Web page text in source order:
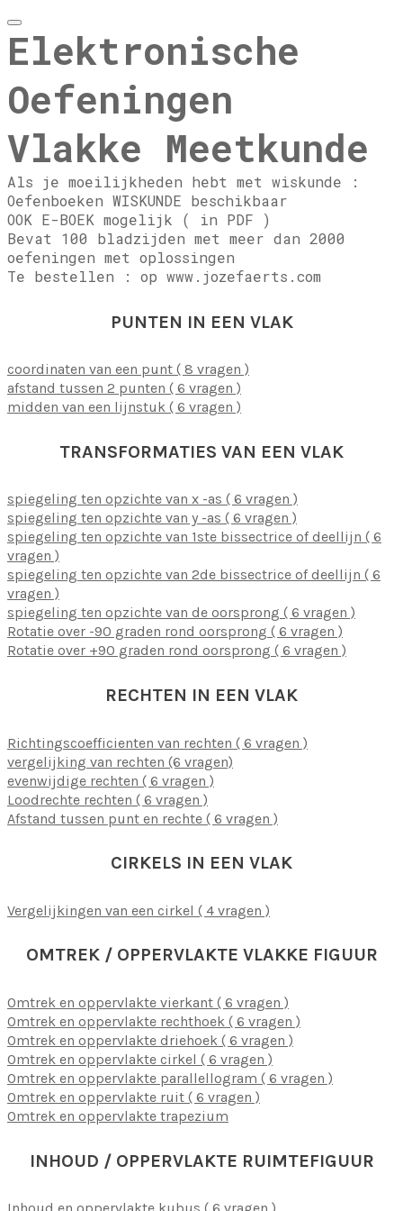
Elektronische
Oefeningen
Vlakke Meetkunde
Als je moeilijkheden hebt met wiskunde :
Oefenboeken WISKUNDE beschikbaar
OOK E-BOEK mogelijk ( in PDF )
Bevat 100 bladzijden met meer dan 2000
oefeningen met oplossingen
Te bestellen : op www.jozefaerts.com
PUNTEN IN EEN VLAK
coordinaten van een punt ( 8 vragen )
afstand tussen 2 punten ( 6 vragen )
midden van een lijnstuk ( 6 vragen )
TRANSFORMATIES VAN EEN VLAK
spiegeling ten opzichte van x -as ( 6 vragen )
spiegeling ten opzichte van y -as ( 6 vragen )
spiegeling ten opzichte van 1ste bissectrice of deellijn ( 6
vragen )
spiegeling ten opzichte van 2de bissectrice of deellijn ( 6
vragen )
spiegeling ten opzichte van de oorsprong ( 6 vragen )
Rotatie over -90 graden rond oorsprong ( 6 vragen )
Rotatie over +90 graden rond oorsprong ( 6 vragen )
RECHTEN IN EEN VLAK
Richtingscoefficienten van rechten ( 6 vragen )
vergelijking van rechten (6 vragen)
evenwijdige rechten ( 6 vragen )
Loodrechte rechten ( 6 vragen )
Afstand tussen punt en rechte ( 6 vragen )
CIRKELS IN EEN VLAK
Vergelijkingen van een cirkel ( 4 vragen )
OMTREK / OPPERVLAKTE VLAKKE FIGUUR
Omtrek en oppervlakte vierkant ( 6 vragen )
Omtrek en oppervlakte rechthoek ( 6 vragen )
Omtrek en oppervlakte driehoek ( 6 vragen )
Omtrek en oppervlakte cirkel ( 6 vragen )
Omtrek en oppervlakte parallellogram ( 6 vragen )
Omtrek en oppervlakte ruit ( 6 vragen )
Omtrek en oppervlakte trapezium
INHOUD / OPPERVLAKTE RUIMTEFIGUUR